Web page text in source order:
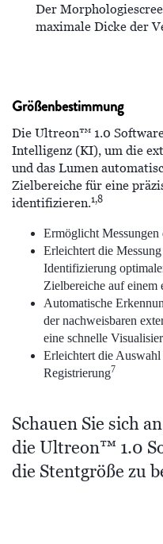
Der
maximale Dicke der
Größenbestimmung
Die Ultreon™ 1.0
Intelligenz (KI), um die
und das Lumen
Zielbereiche für eine
identifizieren.1,8
Ermöglicht Messungen
Erleichtert die
Identifizierung
Zielbereiche auf
Automatische
der nachweisbaren
eine schnelle
Erleichtert die
Registrierung7
Schauen Sie sich
die Ultreon™ 1.0
die Stentgröße zu